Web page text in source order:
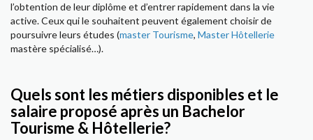
l’obtention de leur diplôme et d’entrer rapidement dans la vie
active. Ceux qui le souhaitent peuvent également choisir de
poursuivre leurs études (master Tourisme, Master Hôtellerie
mastère spécialisé…).
Quels sont les métiers disponibles et le
salaire proposé après un Bachelor
Tourisme & Hôtellerie?